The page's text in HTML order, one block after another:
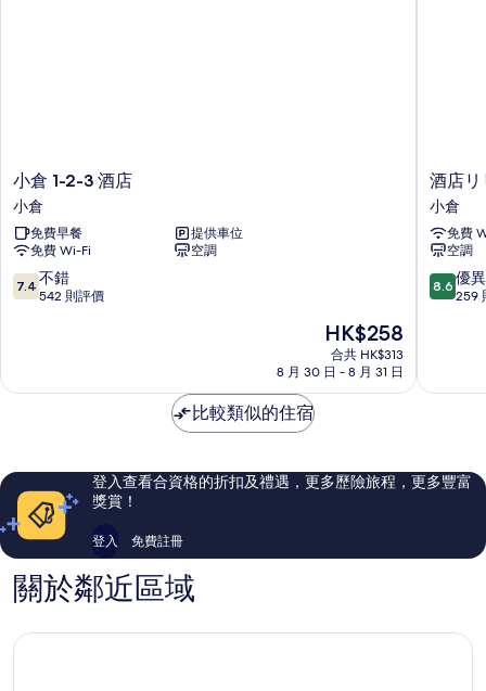
小
倉
1-
2-
3
酒
店
小倉 1-2-3 酒店
小倉
免費早餐
提供車位
免費 Wi-Fi
空調
7.4
分
分)，
則
評
篇
7.4 不錯
542 則評價
現
售
HK$258
HK$258
合共 HK$313
8 月 30 日 - 8 月 31 日
酒
店
リ
リ
ー
フ
小
酒店リ
小倉
免費
空調
8.6
分
分)，
則
評
8.6 優異
259
比較類似的住宿
登入查看合資格的折扣及禮遇，更多歷險旅程，更多豐富
獎賞！
登入 免費註冊
關於鄰近區域